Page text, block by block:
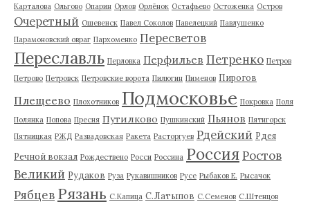
Карталова Ольгово Опарин Орлов Орлёнок Остафьево Остоженка Остров
Очеретный Ошевенск Павел Соколов Павелецкий Павлушенко
Парамоновский овраг Пархоменко Пересветов
Переславль Перловка Перфильев Петренко Петров
Петрово Петровск Петровские ворота Пилюгин Пименов Пирогов
Плещеево Плохотников Подмосковье Покровка Поля
Полянка Попова Пресня Путилково Пушкинский Пьянов Пятигорск
Пятницкая РЖД Развадовская Ракета Расторгуев Рдейский Рдея
Речной вокзал Рождествено Росси Россина Россия Ростов
Великий Рудаков Руза Рукавишников Русе Рыбаков Е. Рысачок
Рябцев Рязань С.Капица С.Латыпов С.Семенов С.Штенцов